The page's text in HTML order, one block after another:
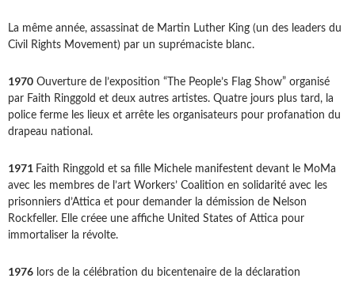
La même année, assassinat de Martin Luther King (un des leaders du
Civil Rights Movement) par un suprémaciste blanc.
1970 Ouverture de l’exposition “The People’s Flag Show” organisé
par Faith Ringgold et deux autres artistes. Quatre jours plus tard, la
police ferme les lieux et arrête les organisateurs pour profanation du
drapeau national.
1971 Faith Ringgold et sa fille Michele manifestent devant le MoMa
avec les membres de l’art Workers’ Coalition en solidarité avec les
prisonniers d’Attica et pour demander la démission de Nelson
Rockfeller. Elle créee une affiche United States of Attica pour
immortaliser la révolte.
1976 lors de la célébration du bicentenaire de la déclaration